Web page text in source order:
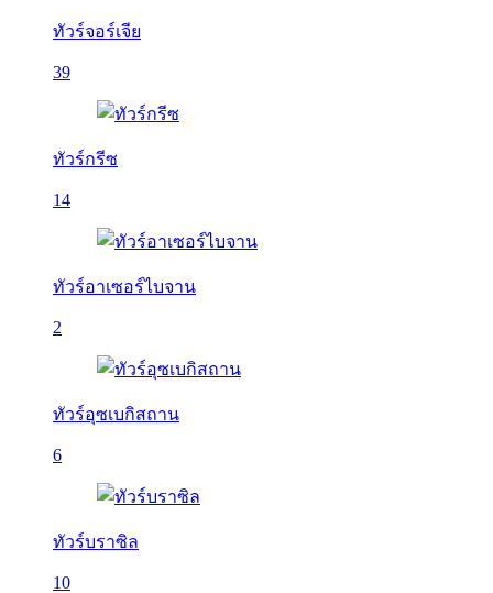
ทัวร์จอร์เจีย
39
ทัวร์กรีซ
14
ทัวร์อาเซอร์ไบจาน
2
ทัวร์อุซเบกิสถาน
6
ทัวร์บราซิล
10